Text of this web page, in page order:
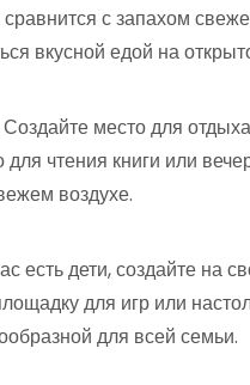
с запахом
вкусной едой на
место для
чтения книги или
воздухе.
есть дети, создайте на
для игр или
для всей семьи.